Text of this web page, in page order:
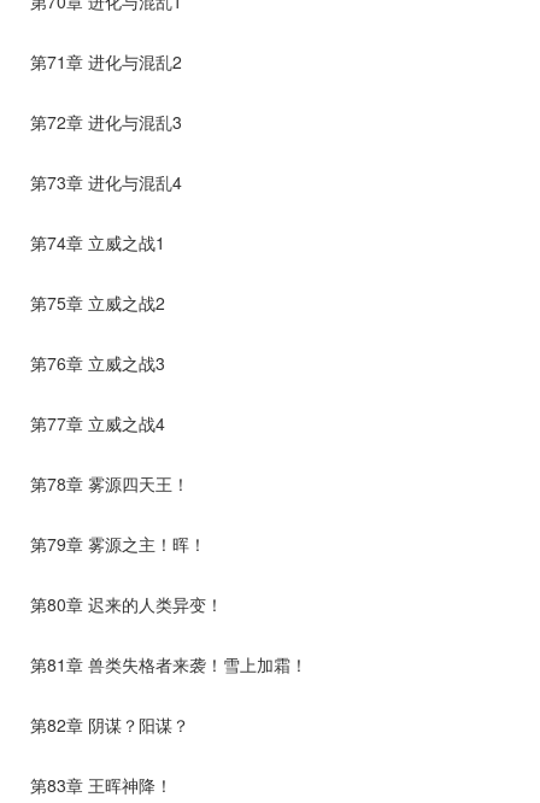
第71章 进化与混乱2
第72章 进化与混乱3
第73章 进化与混乱4
第74章 立威之战1
第75章 立威之战2
第76章 立威之战3
第77章 立威之战4
第78章 雾源四天王！
第79章 雾源之主！晖！
第80章 迟来的人类异变！
第81章 兽类失格者来袭！雪上加霜！
第82章 阴谋？阳谋？
第83章 王晖神降！